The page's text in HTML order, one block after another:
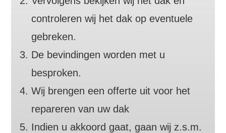
controleren wij het dak op eventuele
gebreken.
De bevindingen worden met u
besproken.
Wij brengen een offerte uit voor het
repareren van uw dak
Indien u akkoord gaat, gaan wij z.s.m.